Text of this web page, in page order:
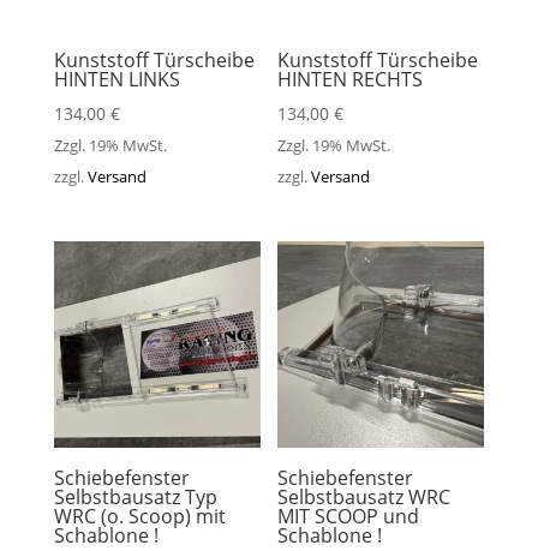
Kunststoff Türscheibe
HINTEN LINKS
134,00 €
Zzgl. 19% MwSt.
zzgl.Versand
Kunststoff Türscheibe
HINTEN RECHTS
134,00€
Zzgl. 19% MwSt.
zzgl.Versand
Schiebefenster
Selbstbausatz Typ
WRC (o. Scoop) mit
Schablone !
Schiebefenster
Selbstbausatz WRC
MIT SCOOP und
Schablone !